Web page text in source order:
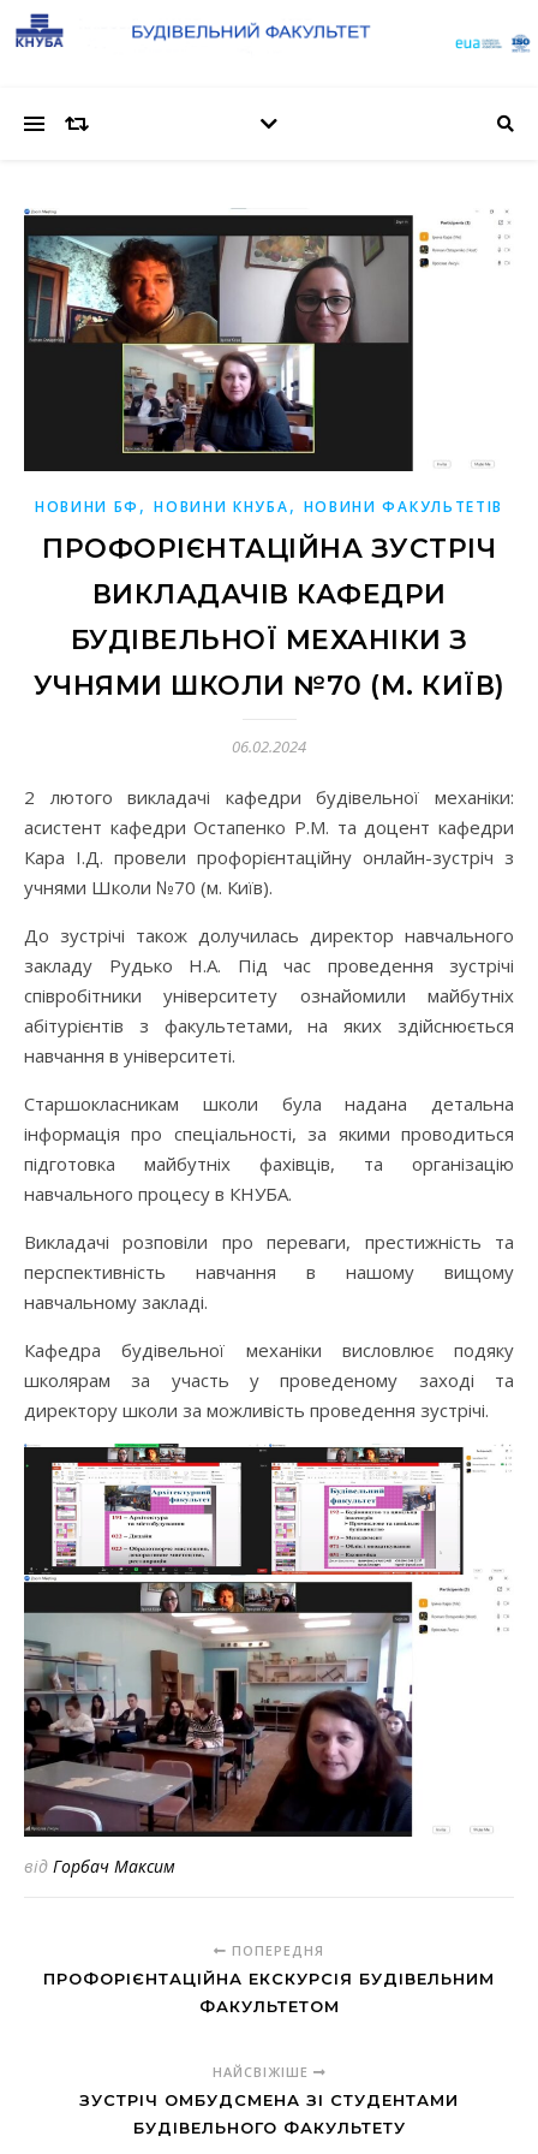
НОВИНИ БФ ,НОВИНИ КНУБА, НОВИНИ ФАКУЛЬТЕТІВ
ПРОФОРІЄНТАЦІЙНА ЗУСТРІЧ
ВИКЛАДАЧІВ КАФЕДРИ
БУДІВЕЛЬНОЇ МЕХАНІКИ З
УЧНЯМИ ШКОЛИ №70 (М. КИЇВ)
06.02.2024
2 лютого викладачі кафедри будівельної механіки:
асистент кафедри Остапенко Р.М. та доцент кафедри
Кара І.Д. провели профорієнтаційну онлайн-зустріч з
учнями Школи №70 (м. Київ).
До зустрічі також долучилась директор навчального
закладу Рудько Н.А. Під час проведення зустрічі
співробітники університету ознайомили майбутніх
абітурієнтів з факультетами, на яких здійснюється
навчання в університеті.
Старшокласникам школи була надана детальна
інформація про спеціальності, за якими проводиться
підготовка майбутніх фахівців, та організацію
навчального процесу в КНУБА.
Викладачі розповіли про переваги, престижність та
перспективність навчання в нашому вищому
навчальному закладі.
Кафедра будівельної механіки висловлює подяку
школярам за участь у проведеному заході та
директору школи за можливість проведення зустрічі.
від Горбач Максим
ПОПЕРЕДНЯ
ПРОФОРІЄНТАЦІЙНА ЕКСКУРСІЯ БУДІВЕЛЬНИМ
ФАКУЛЬТЕТОМ
НАЙСВІЖІШЕ
ЗУСТРІЧ ОМБУДСМЕНА ЗІ СТУДЕНТАМИ
БУДІВЕЛЬНОГО ФАКУЛЬТЕТУ